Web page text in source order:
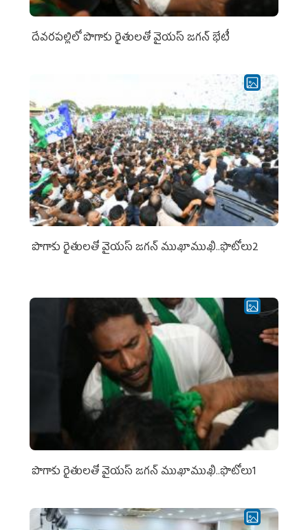
దేవరపల్లిలో పొగాకు రైతులతో వైయస్ జగన్ భేటీ
పొగాకు రైతుల‌తో వైయ‌స్ జ‌గ‌న్ ముఖాముఖి..ఫొటోలు2
పొగాకు రైతుల‌తో వైయ‌స్ జ‌గ‌న్ ముఖాముఖి..ఫొటోలు1